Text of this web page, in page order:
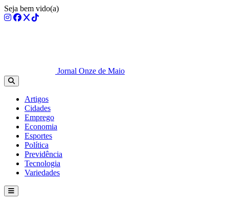
Seja bem vido(a)
Jornal Onze de Maio
Artigos
Cidades
Emprego
Economia
Esportes
Política
Previdência
Tecnologia
Variedades